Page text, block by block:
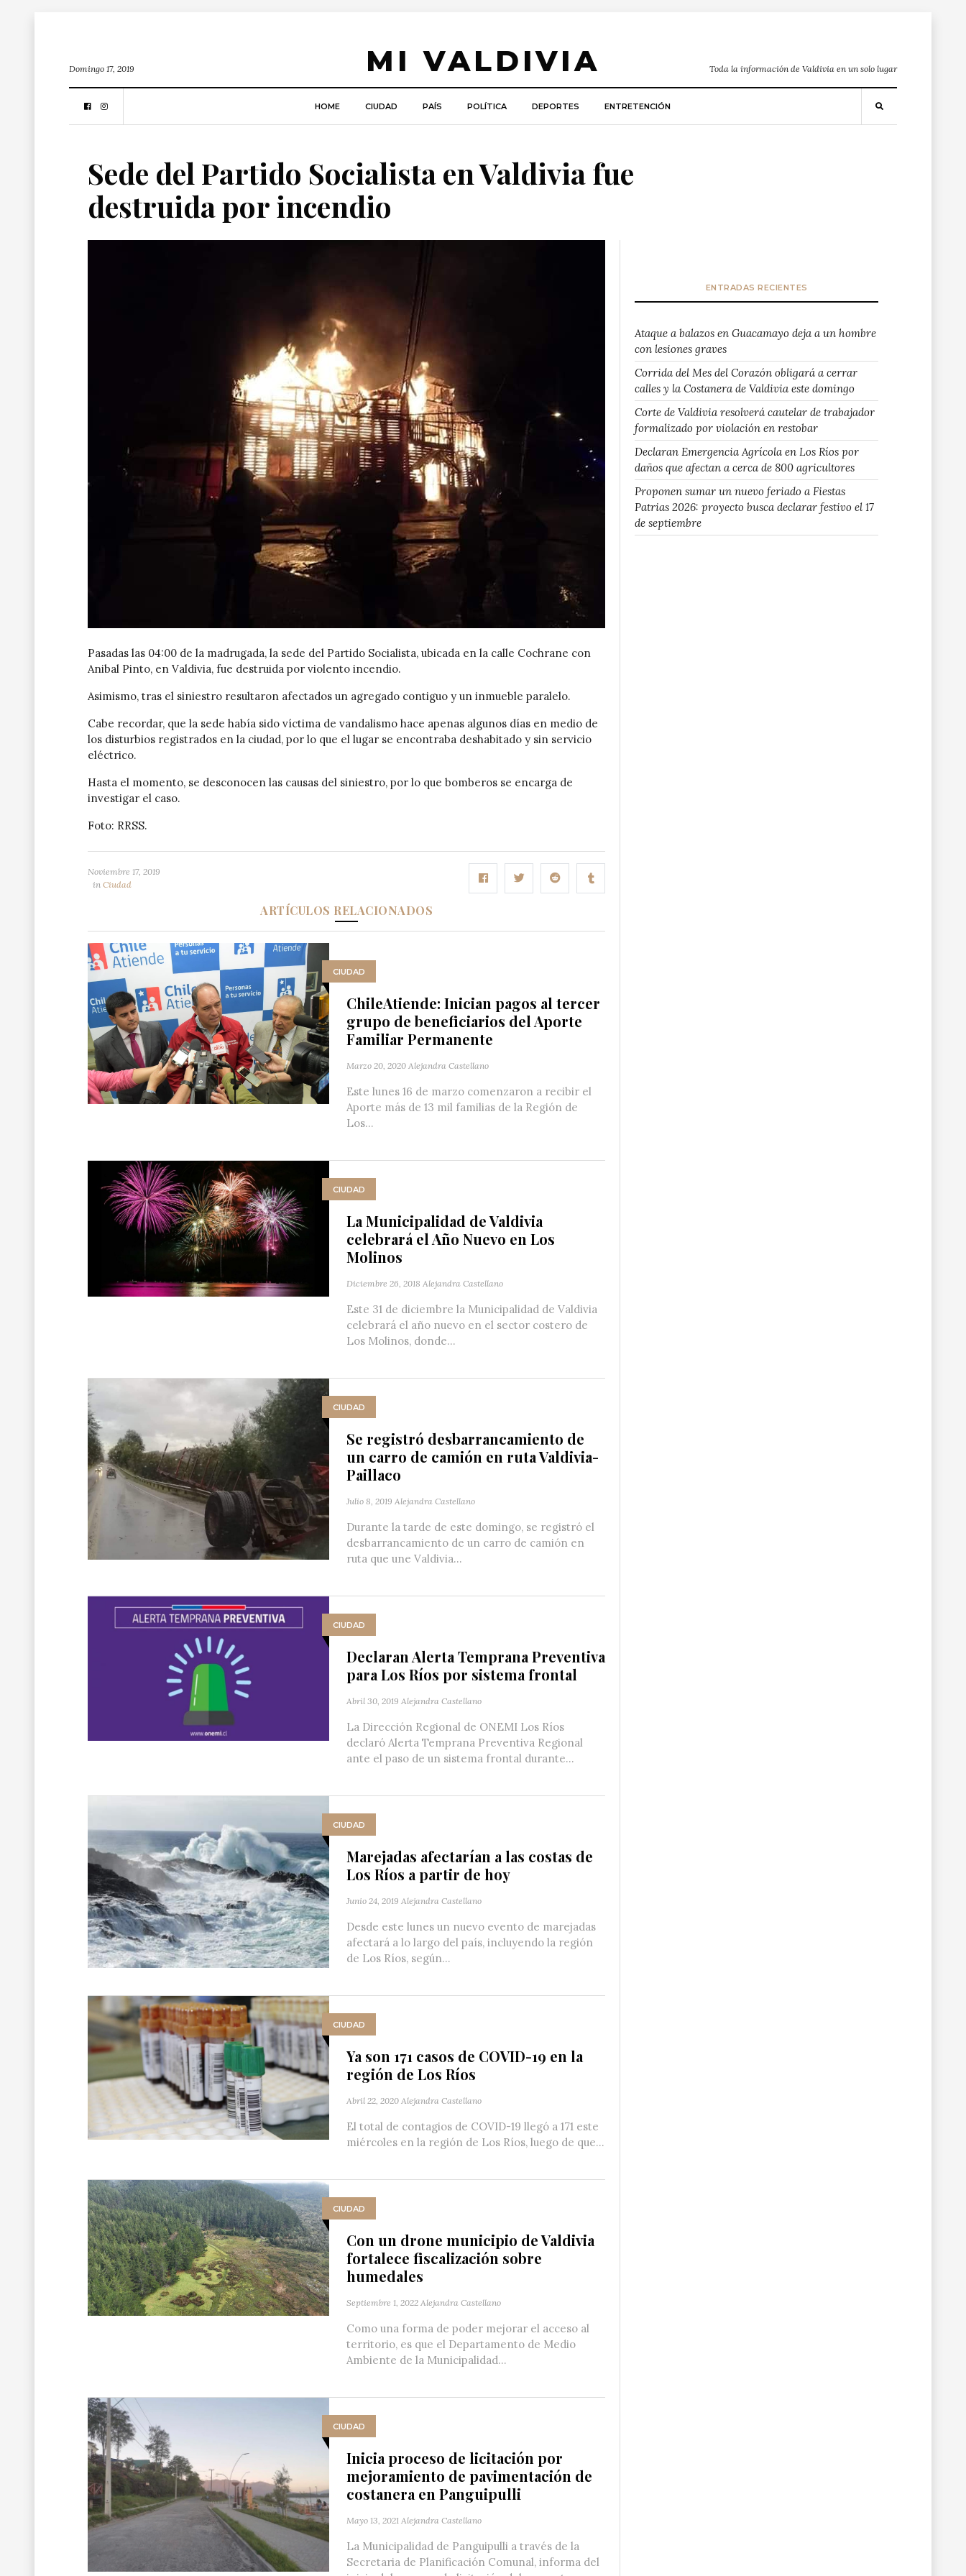
MI VALDIVIA
Domingo 17, 2019 Toda la información de Valdivia en un solo lugar
HOME CIUDAD PAÍS POLÍTICA DEPORTES ENTRETENCIÓN
Sede del Partido Socialista en Valdivia fue
destruida por incendio
Pasadas las 04:00 de la madrugada, la sede del Partido Socialista, ubicada en la calle Cochrane con
Anibal Pinto, en Valdivia, fue destruida por violento incendio.
Asimismo, tras el siniestro resultaron afectados un agregado contiguo y un inmueble paralelo.
Cabe recordar, que la sede había sido víctima de vandalismo hace apenas algunos días en medio de
los disturbios registrados en la ciudad, por lo que el lugar se encontraba deshabitado y sin servicio
eléctrico.
Hasta el momento, se desconocen las causas del siniestro, por lo que bomberos se encarga de
investigar el caso.
Foto: RRSS.
Noviembre 17, 2019
in Ciudad
ARTÍCULOS RELACIONADOS
CIUDAD
ChileAtiende: Inician pagos al tercer
grupo de beneficiarios del Aporte
Familiar Permanente
Marzo 20, 2020 Alejandra Castellano
Este lunes 16 de marzo comenzaron a recibir el
Aporte más de 13 mil familias de la Región de
Los...
CIUDAD
La Municipalidad de Valdivia
celebrará el Año Nuevo en Los
Molinos
Diciembre 26, 2018 Alejandra Castellano
Este 31 de diciembre la Municipalidad de Valdivia
celebrará el año nuevo en el sector costero de
Los Molinos, donde...
CIUDAD
Se registró desbarrancamiento de
un carro de camión en ruta Valdivia-
Paillaco
Julio 8, 2019 Alejandra Castellano
Durante la tarde de este domingo, se registró el
desbarrancamiento de un carro de camión en
ruta que une Valdivia...
CIUDAD
Declaran Alerta Temprana Preventiva
para Los Ríos por sistema frontal
Abril 30, 2019 Alejandra Castellano
La Dirección Regional de ONEMI Los Ríos
declaró Alerta Temprana Preventiva Regional
ante el paso de un sistema frontal durante...
CIUDAD
Marejadas afectarían a las costas de
Los Ríos a partir de hoy
Junio 24, 2019 Alejandra Castellano
Desde este lunes un nuevo evento de marejadas
afectará a lo largo del país, incluyendo la región
de Los Ríos, según...
CIUDAD
Ya son 171 casos de COVID-19 en la
región de Los Ríos
Abril 22, 2020 Alejandra Castellano
El total de contagios de COVID-19 llegó a 171 este
miércoles en la región de Los Ríos, luego de que...
CIUDAD
Con un drone municipio de Valdivia
fortalece fiscalización sobre
humedales
Septiembre 1, 2022 Alejandra Castellano
Como una forma de poder mejorar el acceso al
territorio, es que el Departamento de Medio
Ambiente de la Municipalidad...
CIUDAD
Inicia proceso de licitación por
mejoramiento de pavimentación de
costanera en Panguipulli
Mayo 13, 2021 Alejandra Castellano
La Municipalidad de Panguipulli a través de la
Secretaria de Planificación Comunal, informa del
ENTRADAS RECIENTES
Ataque a balazos en Guacamayo deja a un hombre
con lesiones graves
Corrida del Mes del Corazón obligará a cerrar
calles y la Costanera de Valdivia este domingo
Corte de Valdivia resolverá cautelar de trabajador
formalizado por violación en restobar
Declaran Emergencia Agrícola en Los Ríos por
daños que afectan a cerca de 800 agricultores
Proponen sumar un nuevo feriado a Fiestas
Patrias 2026: proyecto busca declarar festivo el 17
de septiembre